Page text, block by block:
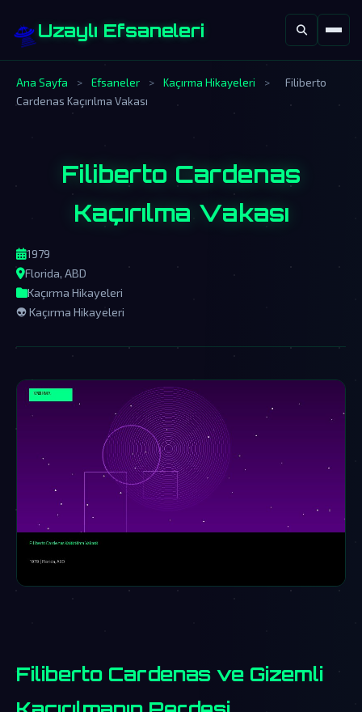
🛸Uzaylı Efsaneleri
Ana Sayfa > Efsaneler > Kaçırma Hikayeleri >
Filiberto
Cardenas Kaçırılma Vakası
Filiberto Cardenas
Kaçırılma Vakası
1979
Florida, ABD
Kaçırma Hikayeleri
👽 Kaçırma Hikayeleri
Filiberto Cardenas ve Gizemli